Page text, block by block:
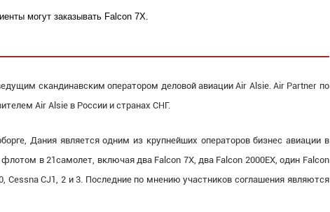
могут заказывать Falcon 7X.
скандинавским оператором деловой авиации Air Alsie. Air Partner по
Air Alsie в России и странах СНГ.
Дания является одним из крупнейших операторов бизнес авиации в
в 21самолет, включая два Falcon 7X, два Falcon 2000EX, один Falcon
Cessna CJ1, 2 и 3. Последние по мнению участников соглашения являются